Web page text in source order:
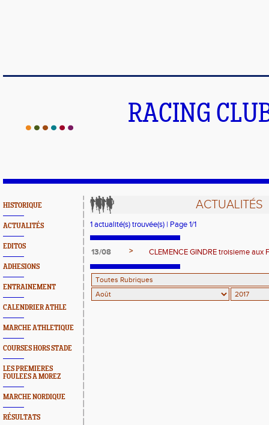
RACING
HISTORIQUE
ACTUALITÉS
EDITOS
ADHESIONS
ENTRAINEMENT
CALENDRIER ATHLE
MARCHE ATHLETIQUE
COURSES HORS STADE
LES PREMIERES
FOULEES A MOREZ
MARCHE NORDIQUE
RÉSULTATS
ACTUALITÉS
1 actualité(s) trouvée(s) | Page 1/1
13/08 > CLEMENCE GINDRE troisieme aux